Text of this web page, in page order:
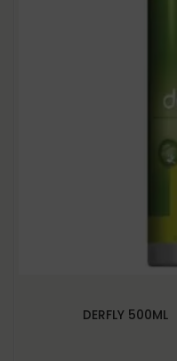
DERFLY 500ML